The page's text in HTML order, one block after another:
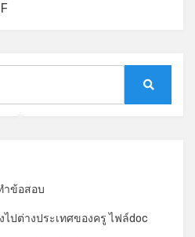
ำข้อสอบ
ปต่างประเทศของครู ไฟล์doc